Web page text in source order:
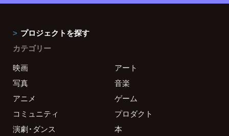
プロジェクトを探す
カテゴリー
映画
アート
写真
音楽
アニメ
ゲーム
コミュニティ
プロダクト
演劇・ダンス
本